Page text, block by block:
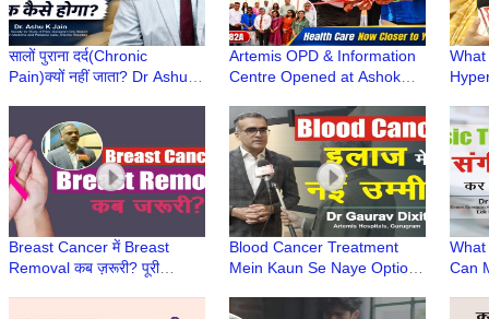
सालों पुराना दर्द(Chronic
Pain)क्यों नहीं जाता? Dr Ashu
Painkiller से नहीं
Artemis OPD & Information
Centre Opened at Ashok
Gurugram
What
Breast Cancer में Breast
Removal कब ज़रूरी? पूरी
Blood Cancer Treatment
Mein Kaun Se Naye Options
Dixit | CAR T-cell therapy
Can